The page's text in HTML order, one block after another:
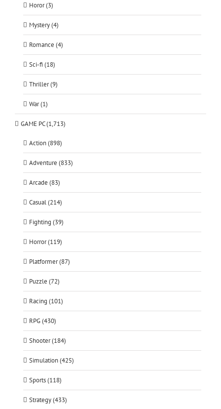
Horor (3)
Mystery (4)
Romance (4)
Sci-fi (18)
Thriller (9)
War (1)
GAME PC (1,713)
Action (898)
Adventure (833)
Arcade (83)
Casual (214)
Fighting (39)
Horror (119)
Platformer (87)
Puzzle (72)
Racing (101)
RPG (430)
Shooter (184)
Simulation (425)
Sports (118)
Strategy (433)